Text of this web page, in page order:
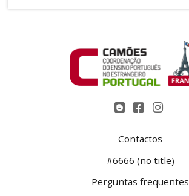
Contactos
#6666 (no title)
Perguntas frequentes